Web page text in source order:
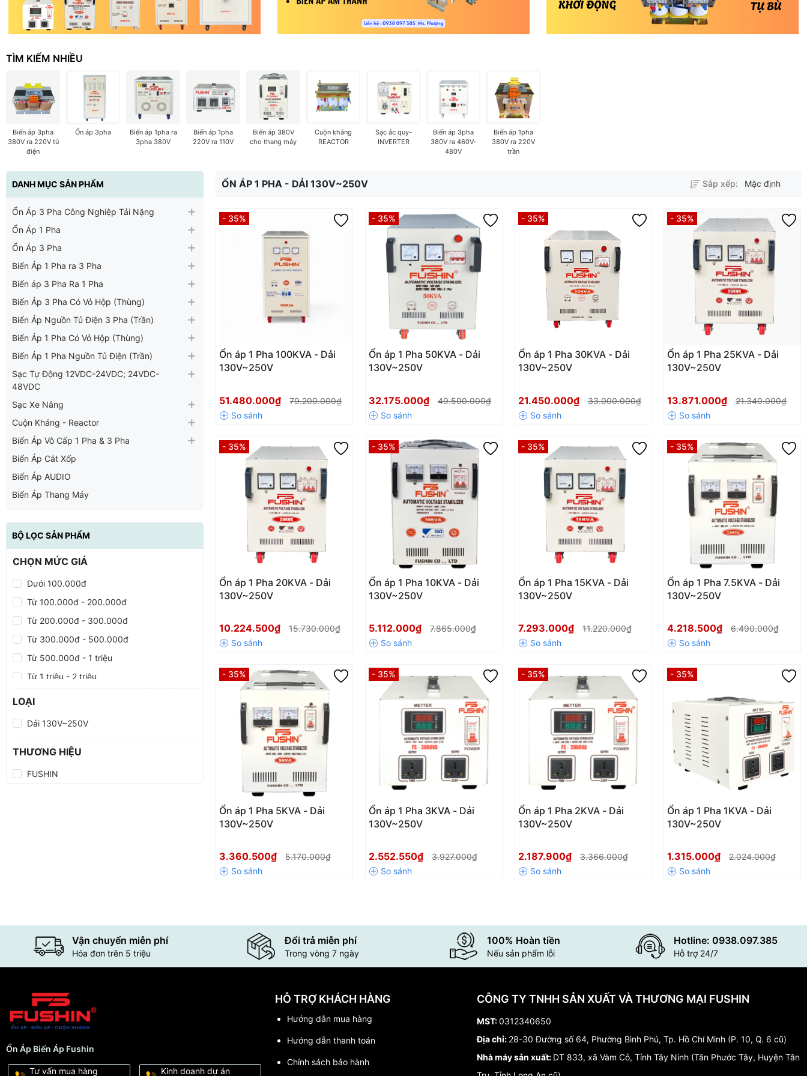
TÌM KIẾM NHIỀU
Biến áp 3pha
380V ra 220V tủ
điện
Ổn áp 3pha
Biến áp 1pha ra
3pha 380V
Biến áp 1pha
220V ra 110V
Biến áp 380V
cho thang máy
Cuộn kháng
REACTOR
Sạc ắc quy-
INVERTER
Biến áp 3pha
380V ra 460V-
480V
Biến áp 1pha
380V ra 220V
trần
DANH MỤC SẢN PHẨM
Ổn Áp 3 Pha Công Nghiệp Tải Nặng
Ổn Áp 1 Pha
Ổn Áp 3 Pha
Biến Áp 1 Pha ra 3 Pha
Biến áp 3 Pha Ra 1 Pha
Biến Áp 3 Pha Có Vỏ Hộp (Thùng)
Biến Áp Nguồn Tủ Điện 3 Pha (Trần)
Biến Áp 1 Pha Có Vỏ Hộp (Thùng)
Biến Áp 1 Pha Nguồn Tủ Điện (Trần)
Sạc Tự Động 12VDC-24VDC; 24VDC-
48VDC
Sạc Xe Nâng
Cuộn Kháng - Reactor
Biến Áp Vô Cấp 1 Pha & 3 Pha
Biến Áp Cắt Xốp
Biến Áp AUDIO
Biến Áp Thang Máy
BỘ LỌC SẢN PHẨM
CHỌN MỨC GIÁ
Dưới 100.000đ
Từ 100.000đ - 200.000đ
Từ 200.000đ - 300.000đ
Từ 300.000đ - 500.000đ
Từ 500.000đ - 1 triệu
Từ 1 triệu - 2 triệu
LOẠI
Dải 130V~250V
THƯƠNG HIỆU
FUSHIN
ỔN ÁP 1 PHA - DẢI 130V~250V Sắp xếp: Mặc định
- 35%
Ổn áp 1 Pha 100KVA - Dải
130V~250V
51.480.000₫ 79.200.000₫
- 35%
Ổn áp 1 Pha 50KVA - Dải
130V~250V
32.175.000₫ 49.500.000₫
- 35%
Ổn áp 1 Pha 30KVA - Dải
130V~250V
21.450.000₫ 33.000.000₫
- 35%
Ổn áp 1 Pha 25KVA - Dải
130V~250V
13.871.000₫ 21.340.000₫
- 35%
Ổn áp 1 Pha 20KVA - Dải
130V~250V
10.224.500₫ 15.730.000₫
- 35%
Ổn áp 1 Pha 10KVA - Dải
130V~250V
5.112.000₫ 7.865.000₫
- 35%
Ổn áp 1 Pha 15KVA - Dải
130V~250V
7.293.000₫ 11.220.000₫
- 35%
Ổn áp 1 Pha 7.5KVA - Dải
130V~250V
4.218.500₫ 6.490.000₫
- 35%
Ổn áp 1 Pha 5KVA - Dải
130V~250V
3.360.500₫ 5.170.000₫
- 35%
Ổn áp 1 Pha 3KVA - Dải
130V~250V
2.552.550₫ 3.927.000₫
- 35%
Ổn áp 1 Pha 2KVA - Dải
130V~250V
2.187.900₫ 3.366.000₫
- 35%
Ổn áp 1 Pha 1KVA - Dải
130V~250V
1.315.000₫ 2.024.000₫
Vận chuyển miễn phí
Hóa đơn trên 5 triệu
Đổi trả miễn phí
Trong vòng 7 ngày
100% Hoàn tiền
Nếu sản phẩm lỗi
Hotline: 0938.097.385
Hỗ trợ 24/7
Ổn Áp Biến Áp Fushin
Tư vấn mua hàng
Kinh doanh dự án
HỖ TRỢ KHÁCH HÀNG
Hướng dẫn mua hàng
Hướng dẫn thanh toán
Chính sách bảo hành
CÔNG TY TNHH SẢN XUẤT VÀ THƯƠNG MẠI FUSHIN
MST:0312340650
Địa chỉ: 28-30 Đường số 64, Phường Bình Phú, Tp. Hồ Chí Minh (P. 10, Q. 6 cũ)
Nhà máy sản xuất: DT 833, xã Vàm Cỏ, Tỉnh Tây Ninh (Tân Phước Tây, Huyện Tân